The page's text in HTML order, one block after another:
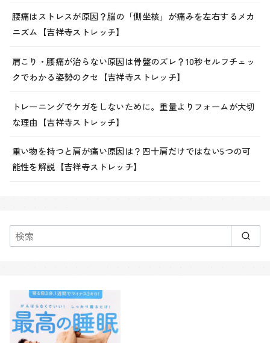
腰痛はストレスが原因？脳の「側坐核」が痛みを左右するメカ
ニズム【吉祥寺ストレッチ】
肩こり・腰痛が治らない原因は骨盤のズレ？10秒セルフチェッ
クでわかる姿勢のクセ【吉祥寺ストレッチ】
トレーニングでケガをしないために。重量よりフォームが大切
な理由【吉祥寺ストレッチ】
重い物を持つと肩が痛い原因は？四十肩だけではない5つの可
能性を解説【吉祥寺ストレッチ】